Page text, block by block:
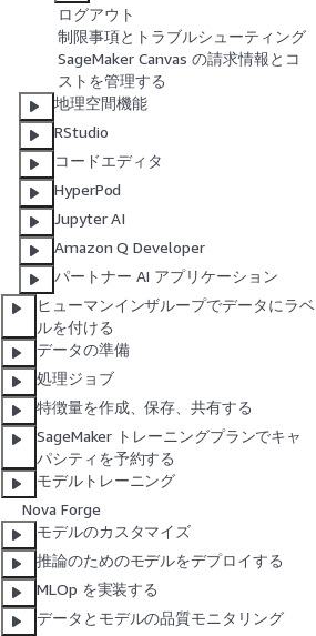
ログアウト
制限事項とトラブルシューティング
SageMaker Canvas の請求情報とコ
ストを管理する
地理空間機能
RStudio
コードエディタ
HyperPod
Jupyter AI
Amazon Q Developer
パートナー AI アプリケーション
ヒューマンインザループでデータにラベ
ルを付ける
データの準備
処理ジョブ
特徴量を作成、保存、共有する
SageMaker トレーニングプランでキャ
パシティを予約する
モデルトレーニング
Nova Forge
モデルのカスタマイズ
推論のためのモデルをデプロイする
MLOp を実装する
データとモデルの品質モニタリング